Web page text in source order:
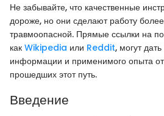
Не забывайте, что качественные
дороже, но они сделают работу
травмоопасной. Прямые ссылки на
как Wikipedia или Reddit, могут
информации и применимого опыта
прошедших этот путь.
Введение